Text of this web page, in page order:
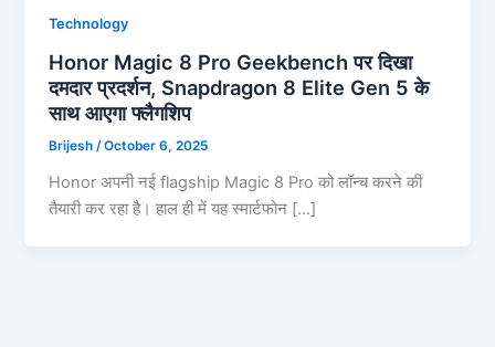
Technology
Honor Magic 8 Pro Geekbench पर दिखा
दमदार प्रदर्शन, Snapdragon 8 Elite Gen 5 के
साथ आएगा फ्लैगशिप
Brijesh/October 6, 2025
Honor अपनी नई flagship Magic 8 Pro को लॉन्च करने की
तैयारी कर रहा है। हाल ही में यह स्मार्टफोन […]